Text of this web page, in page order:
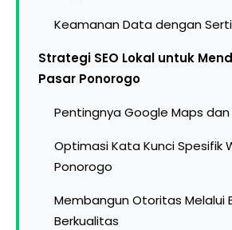
Keamanan Data dengan
Strategi SEO Lokal untuk
Pasar Ponorogo
Pentingnya Google Maps dan
Optimasi Kata Kunci Spesifik
Ponorogo
Membangun Otoritas Melalui
Berkualitas